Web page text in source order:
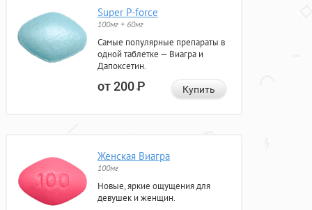
Super P-force
100мг + 60мг
Самые популярные препараты в
одной таблетке — Виагра и
Дапоксетин.
от 200Р Купить
Женская Виагра
100мг
Новые, яркие ощущения для
девушек и женщин.